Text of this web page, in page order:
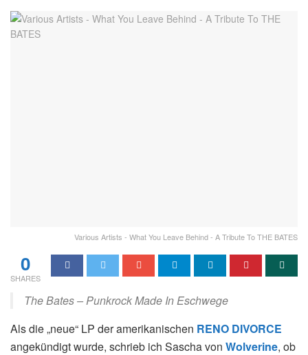
Various Artists - What You Leave Behind - A Tribute To THE BATES
0
SHARES
The Bates – Punkrock Made In Eschwege
Als die „neue“ LP der amerikanischen RENO DIVORCE
angekündigt wurde, schrieb ich Sascha von Wolverine, ob